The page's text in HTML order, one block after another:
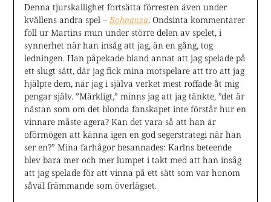
Denna tjurskallighet fortsätta förresten även under
kvällens andra spel – Bohnanza. Ondsinta kommentarer
föll ur Martins mun under större delen av spelet, i
synnerhet när han insåg att jag, än en gång, tog
ledningen. Han påpekade bland annat att jag spelade på
ett slugt sätt, där jag fick mina motspelare att tro att jag
hjälpte dem, när jag i själva verket mest roffade åt mig
pengar själv. ”Märkligt,” minns jag att jag tänkte, ”det är
nästan som om det blonda fanskapet inte förstår hur en
vinnare måste agera? Kan det vara så att han är
oförmögen att känna igen en god segerstrategi när han
ser en?” Mina farhågor besannades: Karlns beteende
blev bara mer och mer lumpet i takt med att han insåg
att jag spelade för att vinna på ett sätt som var honom
såväl främmande som överlägset.